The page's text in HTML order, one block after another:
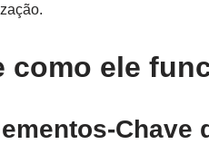
como ele
Chave